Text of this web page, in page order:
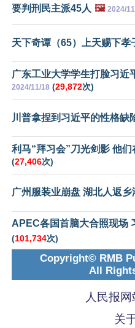
要判刑民主派45人 🖼️ 2024/
天下奇谭（65）上天赐下孝
广东工业大学学生打脸习近
2024/11/18 (29,872次)
川普拿捏到习近平的性格缺
利马“拜习会”刀光剑影 他
(27,406次)
广州服装业崩盘 湖北人返乡
APEC各国首脑大合照现场
(101,734次)
Copyright© RMB
All
人民报
关